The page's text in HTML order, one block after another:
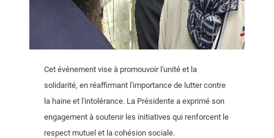
Cet événement vise à promouvoir l'unité et la
solidarité, en réaffirmant l'importance de lutter contre
la haine et l'intolérance. La Présidente a exprimé son
engagement à soutenir les initiatives qui renforcent le
respect mutuel et la cohésion sociale.